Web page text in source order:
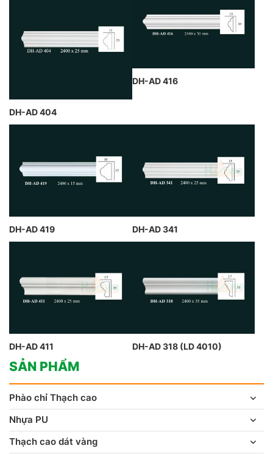
DH-AD 404
DH-AD 416
DH-AD 419 DH-AD 341
DH-AD 411 DH-AD 318 (LD 4010)
SẢN PHẨM
Phào chỉ Thạch cao
Nhựa PU
Thạch cao dát vàng